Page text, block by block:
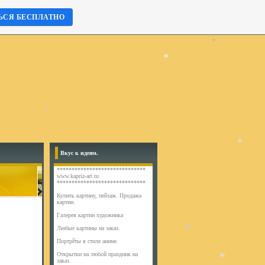
Вкус к идеям.
******************************
www.kapriz-art.ru
******************************
Купить картину, пейзаж. Продажа
картин.
Галерея картин художника
Любые картины на заказ.
Портреты в стиле аниме.
Открытки на любой праздник на
заказ.
БЕСПЛАТНО
*